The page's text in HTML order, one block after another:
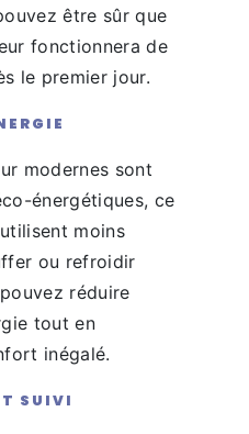
être sûr que
fonctionnera de
le premier jour.
modernes sont
énergétiques, ce
moins
ou refroidir
réduire
tout en
inégalé.
SUIVI